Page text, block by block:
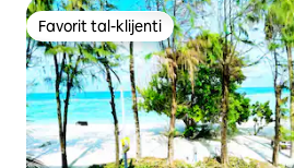
Favorit tal-klijenti
Favorit tal-klijenti